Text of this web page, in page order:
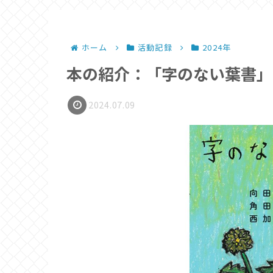
ホーム 活動記録 2024年
本の紹介：「字のない葉書
2024.07.09